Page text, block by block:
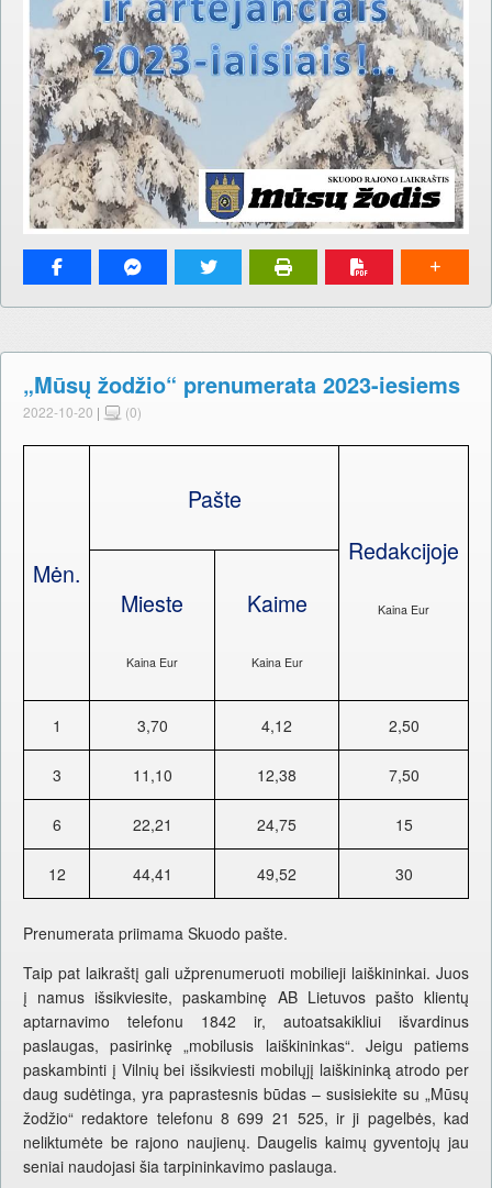
„Mūsų žodžio“ prenumerata 2023-iesiems
2022-10-20 | (0)
Mėn.
Pašte
Redakcijoje
Kaina Eur
Mieste
Kaina Eur
Kaime
Kaina Eur
1 3,70 4,12 2,50
3 11,10 12,38 7,50
6 22,21 24,75 15
12 44,41 49,52 30
Prenumerata priimama Skuodo pašte.
Taip pat laikraštį gali užprenumeruoti mobilieji laiškininkai. Juos
į namus išsikviesite, paskambinę AB Lietuvos pašto klientų
aptarnavimo telefonu 1842 ir, autoatsakikliui išvardinus
paslaugas, pasirinkę „mobilusis laiškininkas“. Jeigu patiems
paskambinti į Vilnių bei išsikviesti mobilųjį laiškininką atrodo per
daug sudėtinga, yra paprastesnis būdas – susisiekite su „Mūsų
žodžio“ redaktore telefonu 8 699 21 525, ir ji pagelbės, kad
neliktumėte be rajono naujienų. Daugelis kaimų gyventojų jau
seniai naudojasi šia tarpininkavimo paslauga.